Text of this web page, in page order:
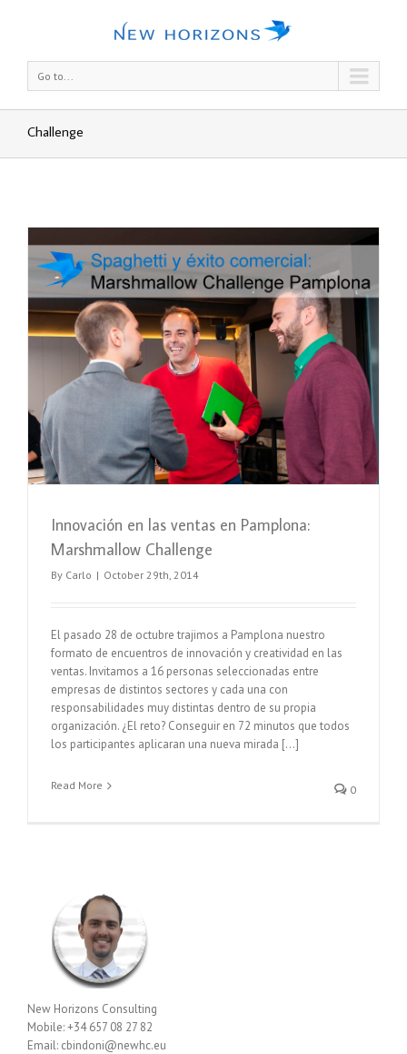
Go to...
Challenge
Innovación en las ventas en Pamplona:
Marshmallow Challenge
By Carlo | October 29th, 2014
El pasado 28 de octubre trajimos a Pamplona nuestro
formato de encuentros de innovación y creatividad en las
ventas. Invitamos a 16 personas seleccionadas entre
empresas de distintos sectores y cada una con
responsabilidades muy distintas dentro de su propia
organización. ¿El reto? Conseguir en 72 minutos que todos
los participantes aplicaran una nueva mirada […]
Read More 0
New Horizons Consulting
Mobile: +34 657 08 27 82
Email: cbindoni@newhc.eu